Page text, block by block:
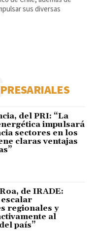
sus diversas
del PRI: “La
impulsará
sectores en los
claras ventajas
de IRADE:
escalar
regionales y
al
país”